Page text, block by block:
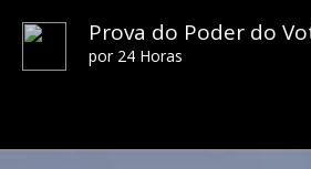
Prova do Poder do
por 24 Horas